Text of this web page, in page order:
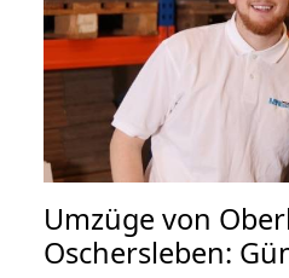
Umzüge von
Oschersleben: